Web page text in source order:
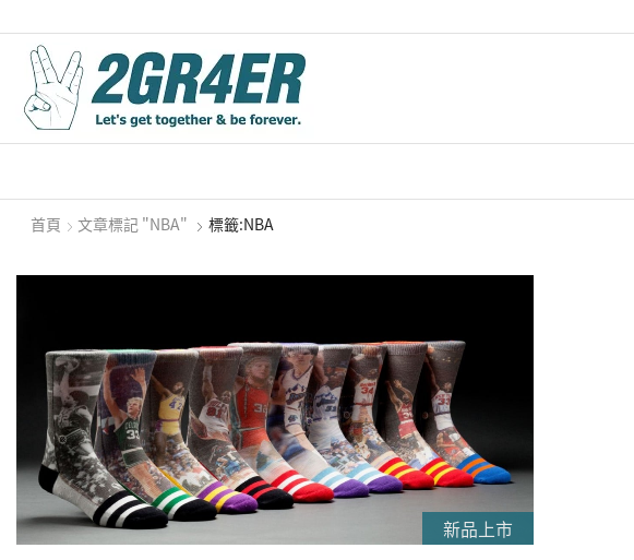
首頁 文章標記 "NBA" 標籤:NBA
新品上市